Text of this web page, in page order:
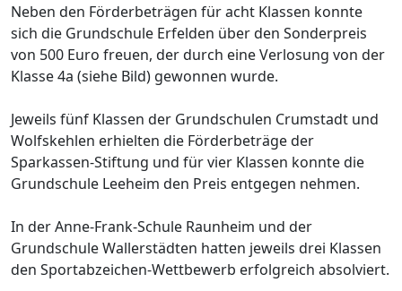
Neben den Förderbeträgen für acht Klassen konnte
sich die Grundschule Erfelden über den Sonderpreis
von 500 Euro freuen, der durch eine Verlosung von der
Klasse 4a (siehe Bild) gewonnen wurde.
Jeweils fünf Klassen der Grundschulen Crumstadt und
Wolfskehlen erhielten die Förderbeträge der
Sparkassen-Stiftung und für vier Klassen konnte die
Grundschule Leeheim den Preis entgegen nehmen.
In der Anne-Frank-Schule Raunheim und der
Grundschule Wallerstädten hatten jeweils drei Klassen
den Sportabzeichen-Wettbewerb erfolgreich absolviert.